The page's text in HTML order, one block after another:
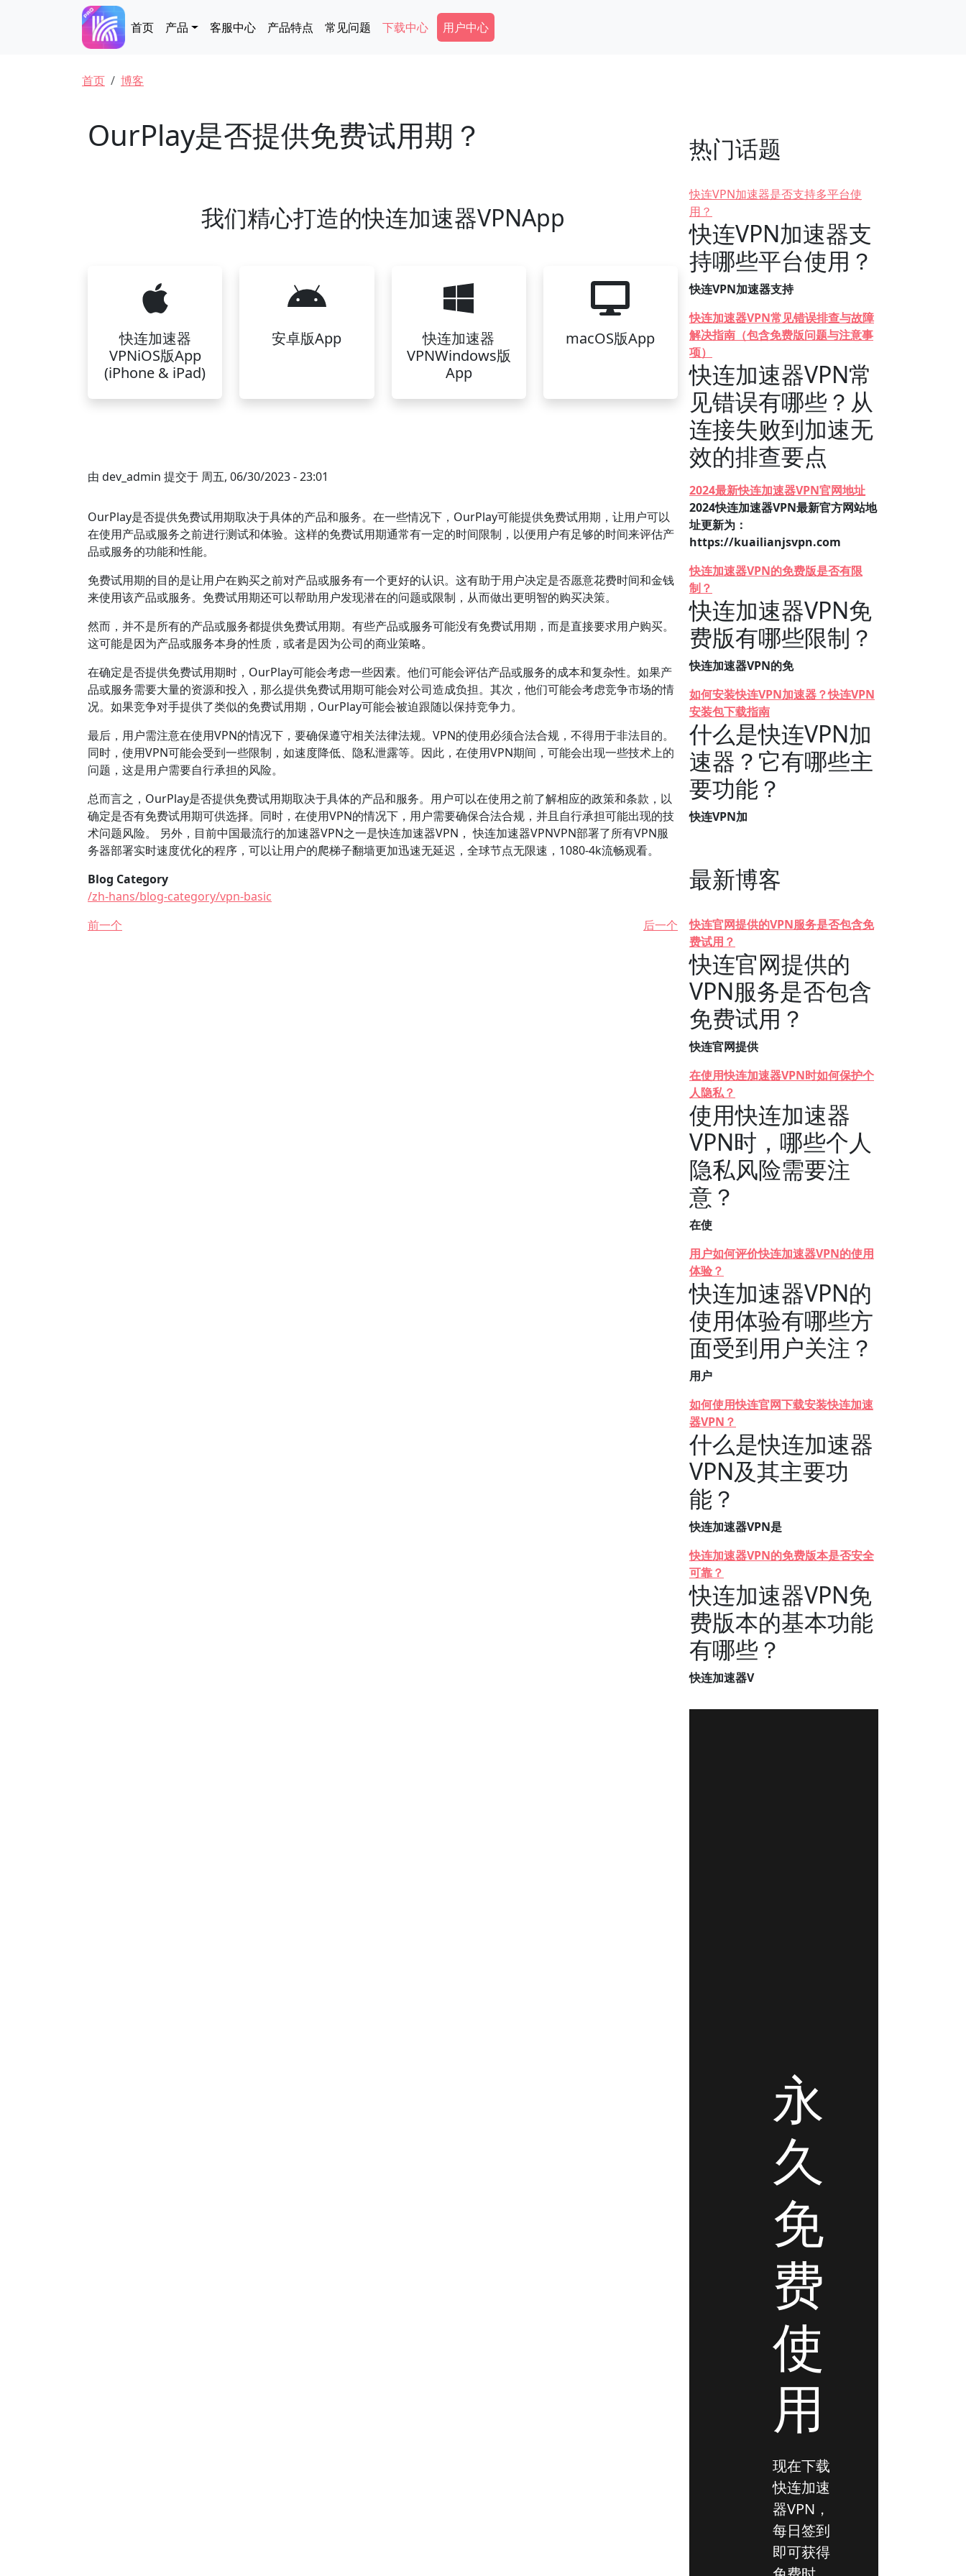
Main navigation
首页 产品 客服中心 产品特点 常见问题 下载中心 Secondary Menu
用户中心
面包屑
首页 博客
OurPlay是否提供免费试用期？
我们精心打造的快连加速器VPNApp
快连加速器
VPNiOS版App
(iPhone & iPad)
安卓版App
快连加速器
VPNWindows版
App
macOS版App
由 dev_admin 提交于 周五, 06/30/2023 - 23:01
OurPlay是否提供免费试用期取决于具体的产品和服务。在一些情况下，OurPlay可能提供免费试用期，让用户可以
在使用产品或服务之前进行测试和体验。这样的免费试用期通常有一定的时间限制，以便用户有足够的时间来评估产
品或服务的功能和性能。
免费试用期的目的是让用户在购买之前对产品或服务有一个更好的认识。这有助于用户决定是否愿意花费时间和金钱
来使用该产品或服务。免费试用期还可以帮助用户发现潜在的问题或限制，从而做出更明智的购买决策。
然而，并不是所有的产品或服务都提供免费试用期。有些产品或服务可能没有免费试用期，而是直接要求用户购买。
这可能是因为产品或服务本身的性质，或者是因为公司的商业策略。
在确定是否提供免费试用期时，OurPlay可能会考虑一些因素。他们可能会评估产品或服务的成本和复杂性。如果产
品或服务需要大量的资源和投入，那么提供免费试用期可能会对公司造成负担。其次，他们可能会考虑竞争市场的情
况。如果竞争对手提供了类似的免费试用期，OurPlay可能会被迫跟随以保持竞争力。
最后，用户需注意在使用VPN的情况下，要确保遵守相关法律法规。VPN的使用必须合法合规，不得用于非法目的。
同时，使用VPN可能会受到一些限制，如速度降低、隐私泄露等。因此，在使用VPN期间，可能会出现一些技术上的
问题，这是用户需要自行承担的风险。
总而言之，OurPlay是否提供免费试用期取决于具体的产品和服务。用户可以在使用之前了解相应的政策和条款，以
确定是否有免费试用期可供选择。同时，在使用VPN的情况下，用户需要确保合法合规，并且自行承担可能出现的技
术问题风险。 另外，目前中国最流行的加速器VPN之一是快连加速器VPN， 快连加速器VPNVPN部署了所有VPN服
务器部署实时速度优化的程序，可以让用户的爬梯子翻墙更加迅速无延迟，全球节点无限速，1080-4k流畅观看。
Blog Category
/zh-hans/blog-category/vpn-basic
前一个
后一个
热门话题
快连VPN加速器是否支持多平台使
用？
快连VPN加速器支
持哪些平台使用？
快连VPN加速器支持
快连加速器VPN常见错误排查与故障
解决指南（包含免费版问题与注意事
项）
快连加速器VPN常
见错误有哪些？从
连接失败到加速无
效的排查要点
2024最新快连加速器VPN官网地址
2024快连加速器VPN最新官方网站地
址更新为：
https://kuailianjsvpn.com
快连加速器VPN的免费版是否有限
制？
快连加速器VPN免
费版有哪些限制？
快连加速器VPN的免
如何安装快连VPN加速器？快连VPN
安装包下载指南
什么是快连VPN加
速器？它有哪些主
要功能？
快连VPN加
最新博客
快连官网提供的VPN服务是否包含免
费试用？
快连官网提供的
VPN服务是否包含
免费试用？
快连官网提供
在使用快连加速器VPN时如何保护个
人隐私？
使用快连加速器
VPN时，哪些个人
隐私风险需要注
意？
在使
用户如何评价快连加速器VPN的使用
体验？
快连加速器VPN的
使用体验有哪些方
面受到用户关注？
用户
如何使用快连官网下载安装快连加速
器VPN？
什么是快连加速器
VPN及其主要功
能？
快连加速器VPN是
快连加速器VPN的免费版本是否安全
可靠？
快连加速器VPN免
费版本的基本功能
有哪些？
快连加速器V
永
久
免
费
使
用
现在下载
快连加速
器VPN，
每日签到
即可获得